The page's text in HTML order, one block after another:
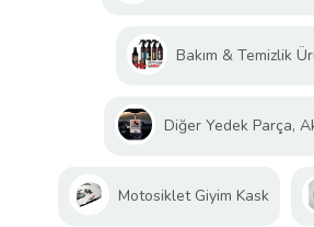
Bakım & Temizlik
Diğer Yedek Parça,
Motosiklet Giyim Kask